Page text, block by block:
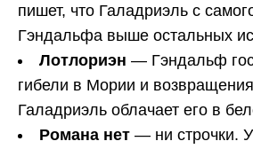
пишет, что Галадриэль с
Гэндальфа выше остальных
Лотлориэн — Гэндальф
гибели в Мории и
Галадриэль облачает его в
Романа нет — ни строчки.